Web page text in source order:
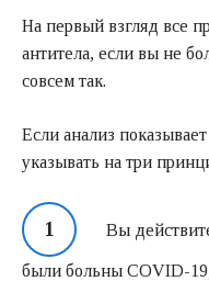
На первый взгляд все
антитела, если вы не
совсем так.
Если анализ
указывать на три
Вы
были больны COVID-19,